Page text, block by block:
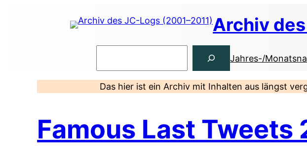
Archiv
Jahres-/
Das hier ist ein Archiv mit Inhalten aus längst
Famous Last Tweets